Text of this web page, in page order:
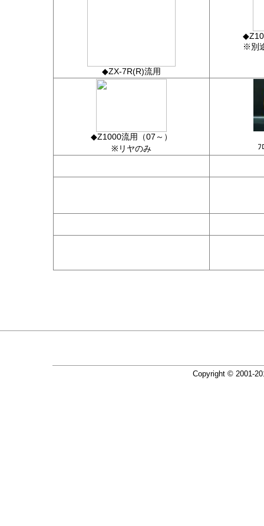
◆ZX-7R(R)流用
※別
◆Z1000流用（07～）
※リヤのみ
ﾌ
Copyright © 2001-